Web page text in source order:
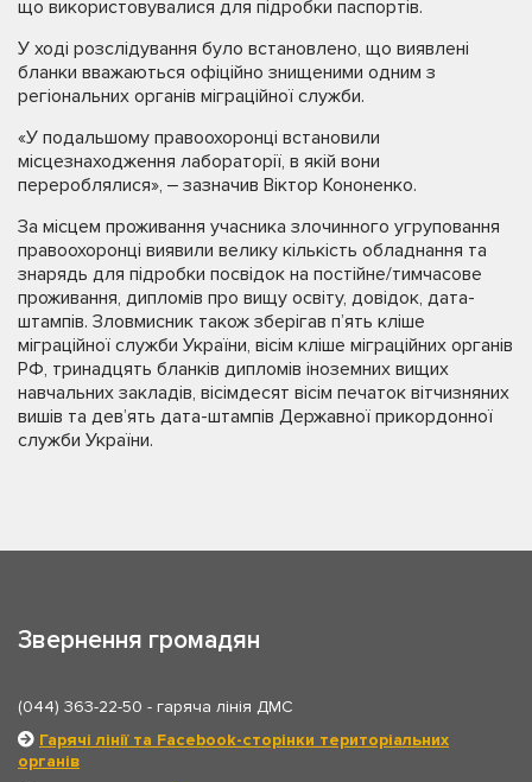
що використовувалися для підробки паспортів.
У ході розслідування було встановлено, що виявлені
бланки вважаються офіційно знищеними одним з
регіональних органів міграційної служби.
«У подальшому правоохоронці встановили
місцезнаходження лабораторії, в якій вони
перероблялися», ‒ зазначив Віктор Кононенко.
За місцем проживання учасника злочинного угруповання
правоохоронці виявили велику кількість обладнання та
знарядь для підробки посвідок на постійне/тимчасове
проживання, дипломів про вищу освіту, довідок, дата-
штампів. Зловмисник також зберігав п’ять кліше
міграційної служби України, вісім кліше міграційних органів
РФ, тринадцять бланків дипломів іноземних вищих
навчальних закладів, вісімдесят вісім печаток вітчизняних
вишів та дев’ять дата-штампів Державної прикордонної
служби України.
Звернення громадян
(044) 363-22-50 - гаряча лінія ДМС
Гарячі лінії та Facebook-сторінки територіальних
органів